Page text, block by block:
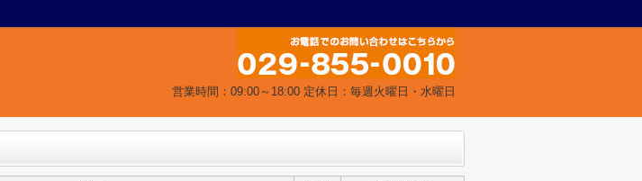
営業時間：09:00～18:00 定休日：毎週火曜日・水曜日